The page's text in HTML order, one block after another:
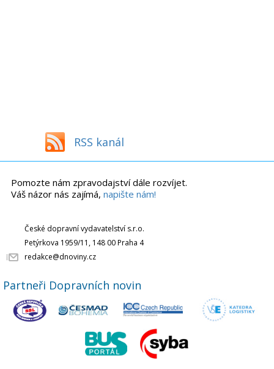
RSS kanál
Pomozte nám zpravodajství dále rozvíjet.
Váš názor nás zajímá, napište nám!
České dopravní vydavatelství s.r.o.
Petýrkova 1959/11, 148 00 Praha 4
redakce@dnoviny.cz
Partneři Dopravních novin